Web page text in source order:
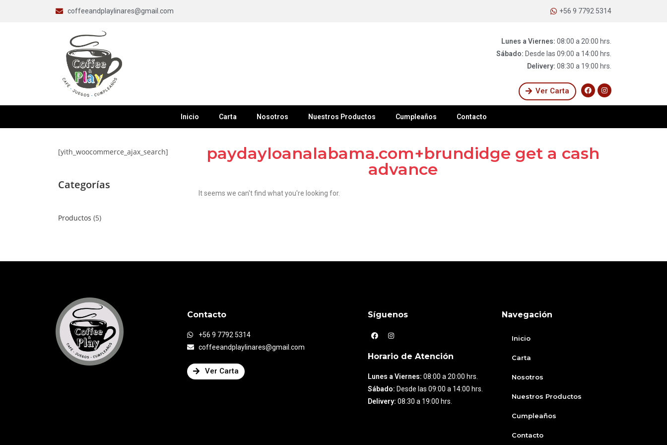
coffeeandplaylinares@gmail.com +56 9 7792 5314
Lunes a Viernes: 08:00 a 20:00 hrs.
Sábado: Desde las 09:00 a 14:00 hrs.
Delivery: 08:30 a 19:00 hrs.
Ver Carta
Inicio Carta Nosotros Nuestros Productos Cumpleaños Contacto
[yith_woocommerce_ajax_search]
Categorías
Productos 5
paydayloanalabama.com+brundidge get a cash
advance
It seems we can't find what you're looking for.
Contacto
+56 9 7792 5314
coffeeandplaylinares@gmail.com
Ver Carta
Síguenos
Horario de Atención
Lunes a Viernes: 08:00 a 20:00 hrs.
Sábado: Desde las 09:00 a 14:00 hrs.
Delivery: 08:30 a 19:00 hrs.
Navegación
Inicio
Carta
Nosotros
Nuestros Productos
Cumpleaños
Contacto